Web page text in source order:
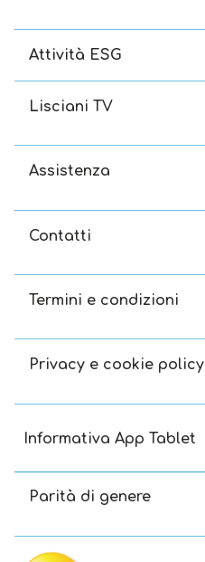
Attività ESG
Lisciani TV
Assistenza
Contatti
Termini e condizioni
Privacy e cookie policy
Informativa App Tablet
Parità di genere